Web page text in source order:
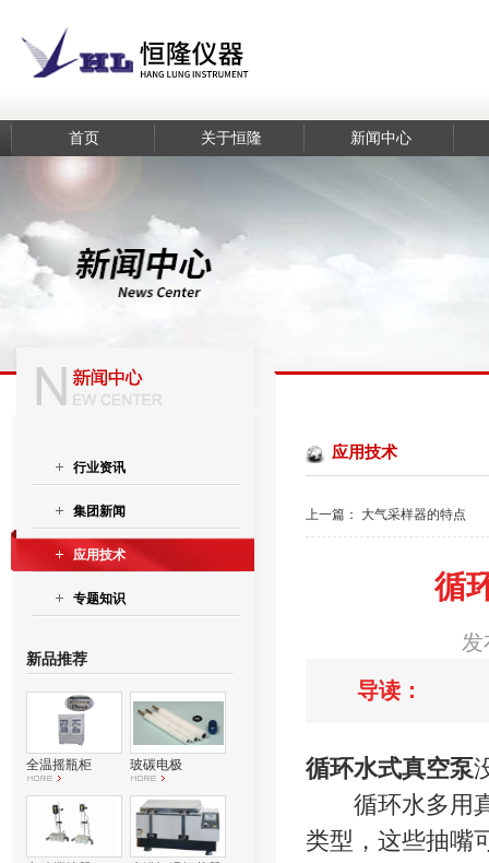
首页 关于恒隆 新闻中心
应用技术
上一篇： 大气采样器的特点
循
导读：
循环水式真空泵
循环水多用真
类型，这些抽嘴
行业资讯
集团新闻
应用技术
专题知识
新品推荐
全温摇瓶柜 玻碳电极